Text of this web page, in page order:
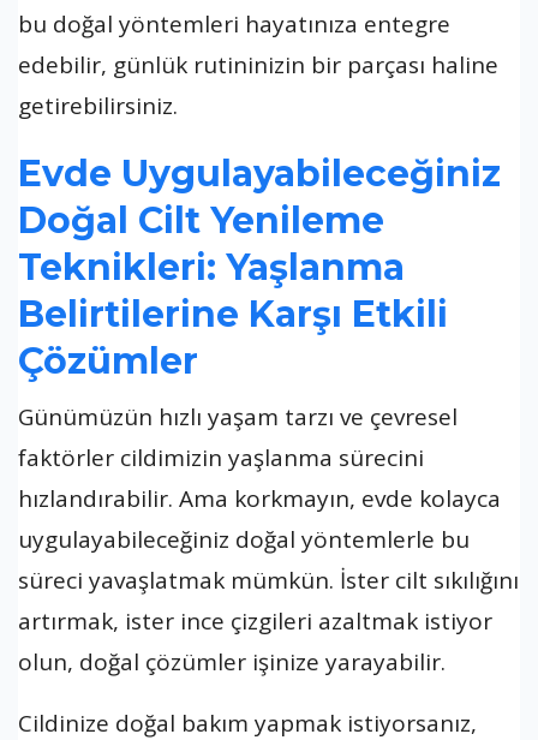
bu doğal yöntemleri hayatınıza entegre
edebilir, günlük rutininizin bir parçası haline
getirebilirsiniz.
Evde Uygulayabileceğiniz
Doğal Cilt Yenileme
Teknikleri: Yaşlanma
Belirtilerine Karşı Etkili
Çözümler
Günümüzün hızlı yaşam tarzı ve çevresel
faktörler cildimizin yaşlanma sürecini
hızlandırabilir. Ama korkmayın, evde kolayca
uygulayabileceğiniz doğal yöntemlerle bu
süreci yavaşlatmak mümkün. İster cilt sıkılığını
artırmak, ister ince çizgileri azaltmak istiyor
olun, doğal çözümler işinize yarayabilir.
Cildinize doğal bakım yapmak istiyorsanız,